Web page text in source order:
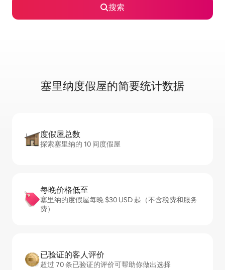
搜索
塞里纳度假屋的简要统计数据
度假屋总数
探索塞里纳的 10 间度假屋
每晚价格低至
塞里纳的度假屋每晚 $30 USD 起（不含税费和服务
费）
已验证的客人评价
超过 70 条已验证的评价可帮助你做出选择